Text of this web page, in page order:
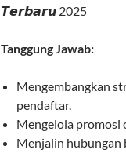
𝙏𝙚𝙧𝙗𝙖𝙧𝙪 2025
Tanggung Jawab:
Mengembangkan
pendaftar.
Mengelola promosi
Menjalin hubungan